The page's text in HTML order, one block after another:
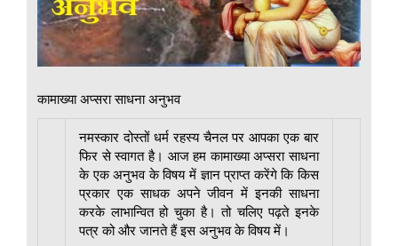
कामाख्या अप्सरा साधना अनुभव
नमस्कार दोस्तों धर्म रहस्य चैनल पर आपका एक बार
फिर से स्वागत है। आज हम कामाख्या अप्सरा साधना
के एक अनुभव के विषय में ज्ञान प्राप्त करेंगे कि किस
प्रकार एक साधक अपने जीवन में इनकी साधना
करके लाभान्वित हो चुका है। तो चलिए पढ़ते इनके
पत्र को और जानते हैं इस अनुभव के विषय में।